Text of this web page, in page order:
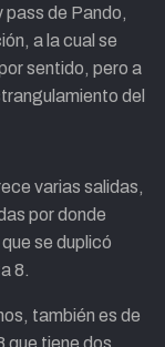
pass de Pando,
a la cual se
sentido, pero a
del
varias salidas,
por donde
se duplicó
8.
también es de